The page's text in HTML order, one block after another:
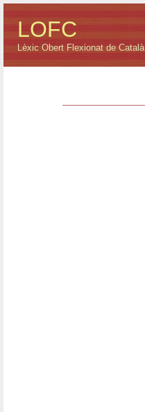
LOFC
Lèxic Obert Flexionat de Català